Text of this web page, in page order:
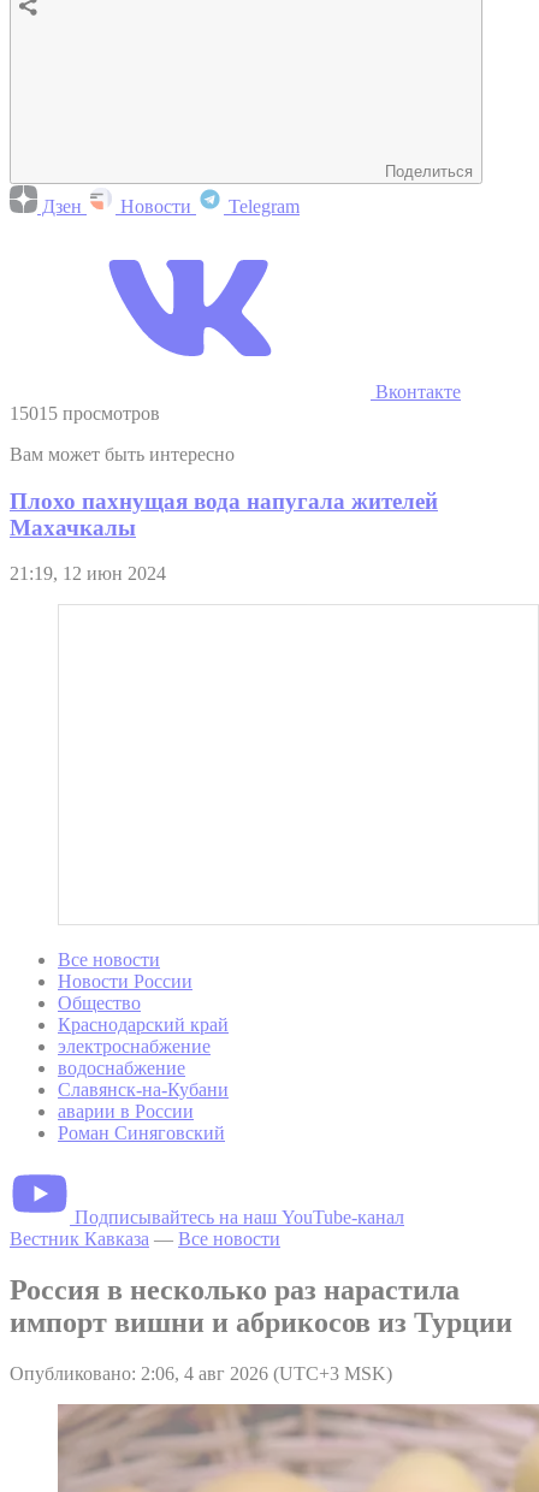
Поделиться
Дзен Новости Telegram
Вконтакте
15015 просмотров
Вам может быть интересно
Плохо пахнущая вода напугала жителей
Махачкалы
21:19, 12 июн 2024
Все новости
Новости России
Общество
Краснодарский край
электроснабжение
водоснабжение
Славянск-на-Кубани
аварии в России
Роман Синяговский
Подписывайтесь на наш YouTube-канал
Вестник Кавказа — Все новости
Россия в несколько раз нарастила
импорт вишни и абрикосов из Турции
Опубликовано: 2:06, 4 авг 2026 (UTC+3 MSK)